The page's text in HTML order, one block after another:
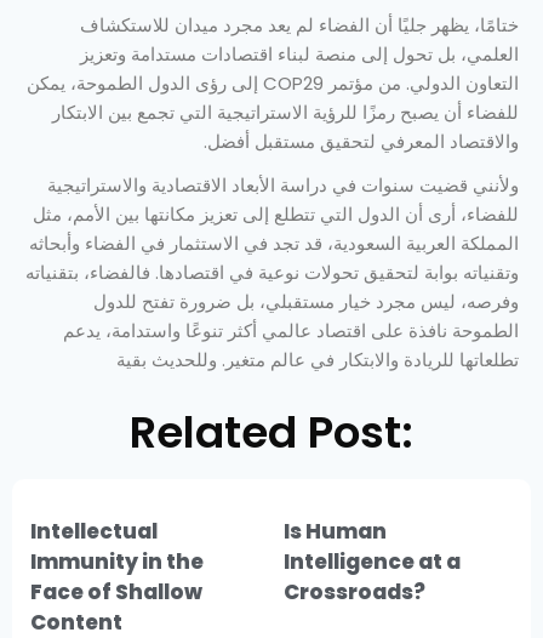
ختامًا، يظهر جليًا أن الفضاء لم يعد مجرد ميدان للاستكشاف
العلمي، بل تحول إلى منصة لبناء اقتصادات مستدامة وتعزيز
التعاون الدولي. من مؤتمر COP29 إلى رؤى الدول الطموحة، يمكن
للفضاء أن يصبح رمزًا للرؤية الاستراتيجية التي تجمع بين الابتكار
والاقتصاد المعرفي لتحقيق مستقبل أفضل.
ولأنني قضيت سنوات في دراسة الأبعاد الاقتصادية والاستراتيجية
للفضاء، أرى أن الدول التي تتطلع إلى تعزيز مكانتها بين الأمم، مثل
المملكة العربية السعودية، قد تجد في الاستثمار في الفضاء وأبحاثه
وتقنياته بوابة لتحقيق تحولات نوعية في اقتصادها. فالفضاء، بتقنياته
وفرصه، ليس مجرد خيار مستقبلي، بل ضرورة تفتح للدول
الطموحة نافذة على اقتصاد عالمي أكثر تنوعًا واستدامة، يدعم
تطلعاتها للريادة والابتكار في عالم متغير. وللحديث بقية
Related Post:
Intellectual
Immunity in the
Face of Shallow
Content
Is Human
Intelligence at a
Crossroads?